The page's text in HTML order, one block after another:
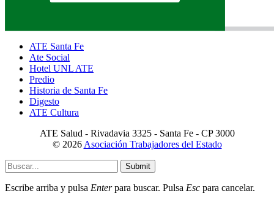
ATE Santa Fe
Ate Social
Hotel UNL ATE
Predio
Historia de Santa Fe
Digesto
ATE Cultura
ATE Salud - Rivadavia 3325 - Santa Fe - CP 3000
© 2026Asociación Trabajadores del Estado
Submit
Escribe arriba y pulsa Enterpara buscar. Pulsa Esc para cancelar.